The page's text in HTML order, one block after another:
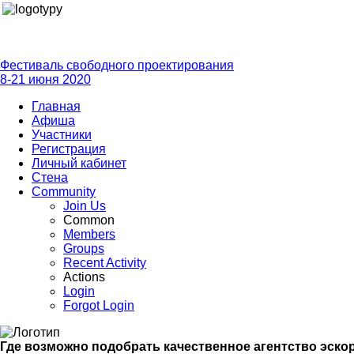
Фестиваль свободного проектирования
8-21 июня 2020
Главная
Афиша
Участники
Регистрация
Личный кабинет
Стена
Community
Join Us
Common
Members
Groups
Recent Activity
Actions
Login
Forgot Login
Где возможно подобрать качественное агентство